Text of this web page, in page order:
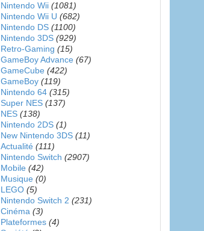
Nintendo Wii (1081)
Nintendo Wii U (682)
Nintendo DS (1100)
Nintendo 3DS (929)
Retro-Gaming (15)
GameBoy Advance (67)
GameCube (422)
GameBoy (119)
Nintendo 64 (315)
Super NES (137)
NES (138)
Nintendo 2DS (1)
New Nintendo 3DS (11)
Actualité (111)
Nintendo Switch (2907)
Mobile (42)
Musique (0)
LEGO (5)
Nintendo Switch 2 (231)
Cinéma (3)
Plateformes (4)